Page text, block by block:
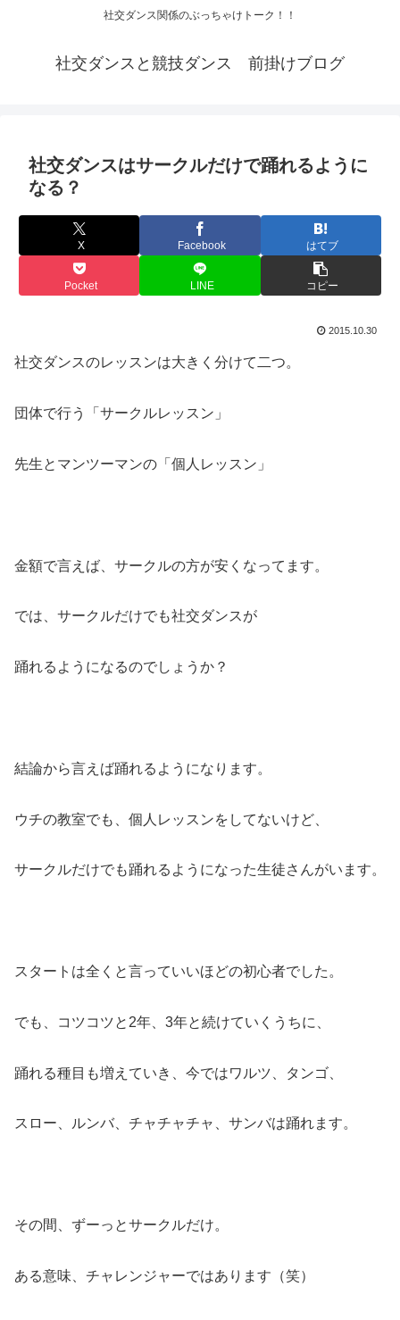
社交ダンス関係のぶっちゃけトーク！！
社交ダンスと競技ダンス 前掛けブログ
社交ダンスはサークルだけで踊れるように
なる？
X Facebook はてブ
Pocket LINE コピー
2015.10.30
社交ダンスのレッスンは大きく分けて二つ。
団体で行う「サークルレッスン」
先生とマンツーマンの「個人レッスン」
金額で言えば、サークルの方が安くなってます。
では、サークルだけでも社交ダンスが
踊れるようになるのでしょうか？
結論から言えば踊れるようになります。
ウチの教室でも、個人レッスンをしてないけど、
サークルだけでも踊れるようになった生徒さんがいます。
スタートは全くと言っていいほどの初心者でした。
でも、コツコツと2年、3年と続けていくうちに、
踊れる種目も増えていき、今ではワルツ、タンゴ、
スロー、ルンバ、チャチャチャ、サンバは踊れます。
その間、ずーっとサークルだけ。
ある意味、チャレンジャーではあります（笑）